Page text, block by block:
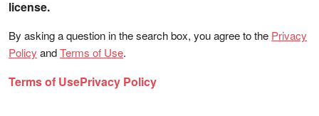
license.
By asking a question in the search box, you agree to the Privacy
Policy andTerms of Use.
Terms of UsePrivacy Policy